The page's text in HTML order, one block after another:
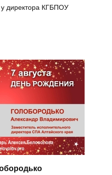
директора КГБПОУ